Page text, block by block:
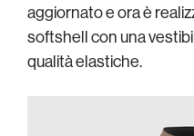
aggiornato e ora è
softshell con una
qualità elastiche.